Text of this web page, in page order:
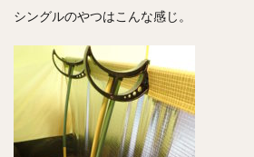
シングルのやつはこんな感じ。